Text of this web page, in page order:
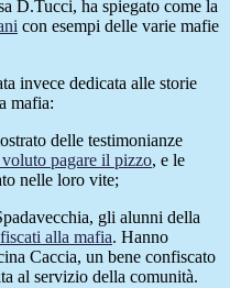
D.Tucci, ha spiegato come la
con esempi delle varie mafie
invece dedicata alle storie
mafia:
delle testimonianze
pagare il pizzo, e le
nelle loro vite;
gli alunni della
alla mafia. Hanno
Caccia, un bene confiscato
al servizio della comunità.